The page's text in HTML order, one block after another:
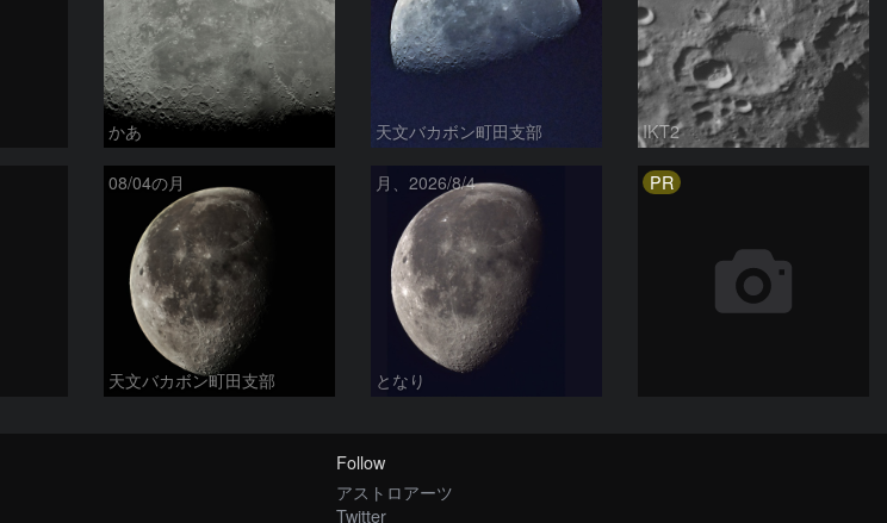
かあ 天文バカボン町田支部 IKT2
08/04の月
天文バカボン町田支部
月、2026/8/4
となり
PR
Follow
アストロアーツ
Twitter